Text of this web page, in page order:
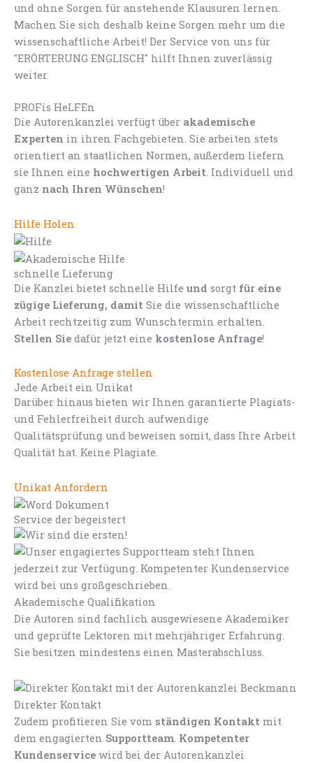
und ohne Sorgen für anstehende Klausuren lernen.
Machen Sie sich deshalb keine Sorgen mehr um die
wissenschaftliche Arbeit! Der Service von uns für
"ERÖRTERUNG ENGLISCH" hilft Ihnen zuverlässig
weiter.
PROFis HeLFEn
Die Autorenkanzlei verfügt über akademische
Experten in ihren Fachgebieten. Sie arbeiten stets
orientiert an staatlichen Normen, außerdem liefern
sie Ihnen eine hochwertigen Arbeit. Individuell und
ganz nach Ihren Wünschen!
Hilfe Holen
schnelle Lieferung
Die Kanzlei bietet schnelle Hilfe und sorgt für eine
zügige Lieferung, damit Sie die wissenschaftliche
Arbeit rechtzeitig zum Wunschtermin erhalten.
Stellen Sie dafür jetzt eine kostenlose Anfrage!
Kostenlose Anfrage stellen
Jede Arbeit ein Unikat
Darüber hinaus bieten wir Ihnen garantierte Plagiats-
und Fehlerfreiheit durch aufwendige
Qualitätsprüfung und beweisen somit, dass Ihre Arbeit
Qualität hat. Keine Plagiate.
Unikat Anfordern
Service der begeistert
Akademische Qualifikation
Die Autoren sind fachlich ausgewiesene Akademiker
und geprüfte Lektoren mit mehrjähriger Erfahrung.
Sie besitzen mindestens einen Masterabschluss.
Direkter Kontakt
Zudem profitieren Sie vom ständigen Kontakt mit
dem engagierten Supportteam. Kompetenter
Kundenservice wird bei der Autorenkanzlei